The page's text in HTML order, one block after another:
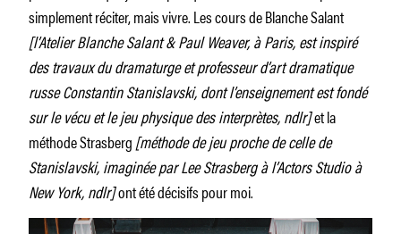
simplement réciter, mais vivre. Les cours de Blanche Salant
[l’Atelier Blanche Salant & Paul Weaver, à Paris, est inspiré
des travaux du dramaturge et professeur d’art dramatique
russe Constantin Stanislavski, dont l’enseignement est fondé
sur le vécu et le jeu physique des interprètes, ndlr]et la
méthode Strasberg[méthode de jeu proche de celle de
Stanislavski, imaginée par Lee Strasberg à l’Actors Studio à
New York, ndlr]ont été décisifs pour moi.